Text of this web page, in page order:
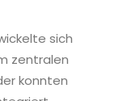
sich
zentralen
konnten